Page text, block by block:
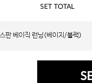
SET TOTAL
판 베이직 런닝(베이지/블랙)